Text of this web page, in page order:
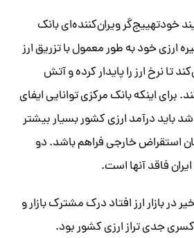
خودتهییج‌گر ویران‌کننده‌ای بانک
ارزی خود به طور معمول با تزریق ارز
تا نرخ ارز را پایدار کرده و آتش
برای اینکه بانک مرکزی توانایی ایفای
باید درآمد ارزی کشور بسیار بیشتر
استقراض خارجی فراهم باشد. دو
فاقد آنها است.
در بازار ارز افتاد درک مشترک بازار و
جدی تراز ارزی کشور بود.